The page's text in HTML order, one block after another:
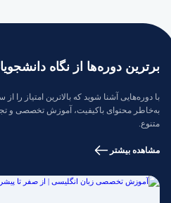
برترین دوره‌ها از نگاه
با دوره‌هایی آشنا شوید که بالاترین امتیاز را
به‌خاطر محتوای باکیفیت، آموزش تخصصی و
متنوع.
مشاهده بیشتر